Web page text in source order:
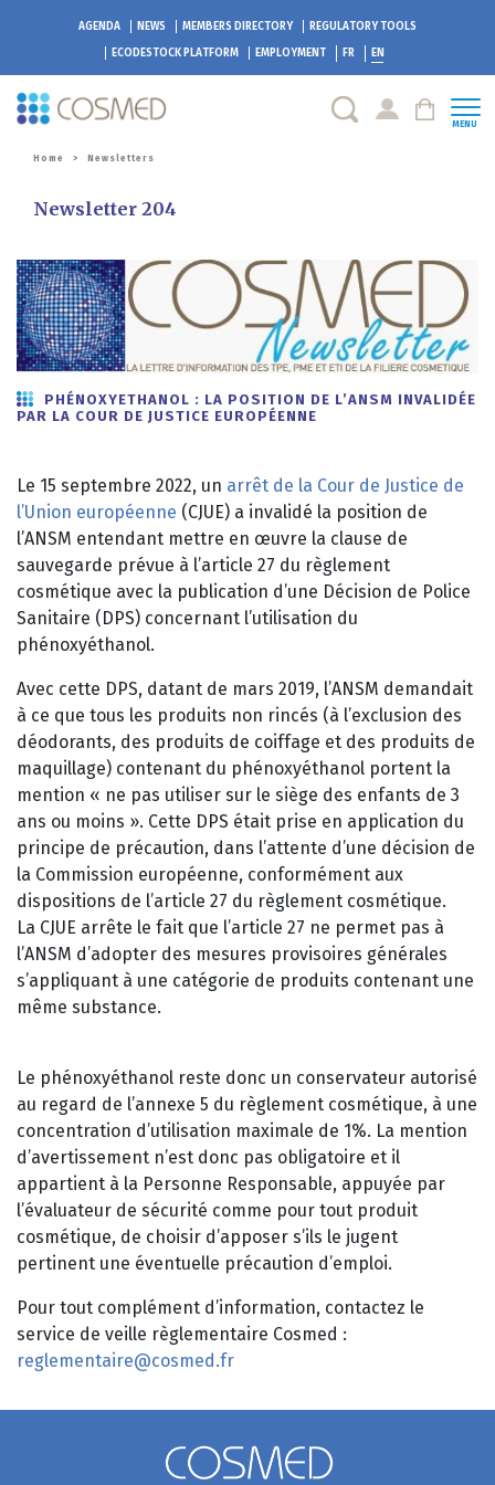
AGENDA NEWS MEMBERS DIRECTORY
REGULATORY TOOLS
ECODESTOCK PLATFORM EMPLOYMENT FR EN
MENU
Home > Newsletters
Newsletter 204
PHÉNOXYETHANOL : LA POSITION DE L’ANSM INVALIDÉE
PAR LA COUR DE JUSTICE EUROPÉENNE
Le 15 septembre 2022, un arrêt de la Cour de Justice de
l’Union européenne (CJUE) a invalidé la position de
l’ANSM entendant mettre en œuvre la clause de
sauvegarde prévue à l’article 27 du règlement
cosmétique avec la publication d’une Décision de Police
Sanitaire (DPS) concernant l’utilisation du
phénoxyéthanol.
Avec cette DPS, datant de mars 2019, l’ANSM demandait
à ce que tous les produits non rincés (à l’exclusion des
déodorants, des produits de coiffage et des produits de
maquillage) contenant du phénoxyéthanol portent la
mention « ne pas utiliser sur le siège des enfants de 3
ans ou moins ». Cette DPS était prise en application du
principe de précaution, dans l’attente d’une décision de
la Commission européenne, conformément aux
dispositions de l’article 27 du règlement cosmétique.
La CJUE arrête le fait que l’article 27 ne permet pas à
l’ANSM d’adopter des mesures provisoires générales
s’appliquant à une catégorie de produits contenant une
même substance.
Le phénoxyéthanol reste donc un conservateur autorisé
au regard de l’annexe 5 du règlement cosmétique, à une
concentration d’utilisation maximale de 1%. La mention
d’avertissement n’est donc pas obligatoire et il
appartient à la Personne Responsable, appuyée par
l’évaluateur de sécurité comme pour tout produit
cosmétique, de choisir d’apposer s’ils le jugent
pertinent une éventuelle précaution d’emploi.
Pour tout complément d’information, contactez le
service de veille règlementaire Cosmed :
reglementaire@cosmed.fr